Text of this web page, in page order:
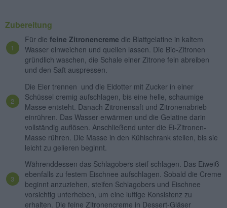
Zubereitung
Für die feine Zitronencreme die Blattgelatine in kaltem
Wasser einweichen und quellen lassen. Die Bio-Zitronen
gründlich waschen, die Schale einer Zitrone fein abreiben
und den Saft auspressen.
Die Eier trennen und die Eidotter mit Zucker in einer
Schüssel cremig aufschlagen, bis eine helle, schaumige
Masse entsteht. Danach Zitronensaft und Zitronenabrieb
einrühren. Das Wasser erwärmen und die Gelatine darin
vollständig auflösen. Anschließend unter die Ei-Zitronen-
Masse rühren. Die Masse in den Kühlschrank stellen, bis sie
leicht zu gelieren beginnt.
Währenddessen das Schlagobers steif schlagen. Das Eiweiß
ebenfalls zu festem Eischnee aufschlagen. Sobald die Creme
beginnt anzuziehen, steifen Schlagobers und Eischnee
vorsichtig unterheben, um eine luftige Konsistenz zu
erhalten. Die feine Zitronencreme in Dessert-Gläser